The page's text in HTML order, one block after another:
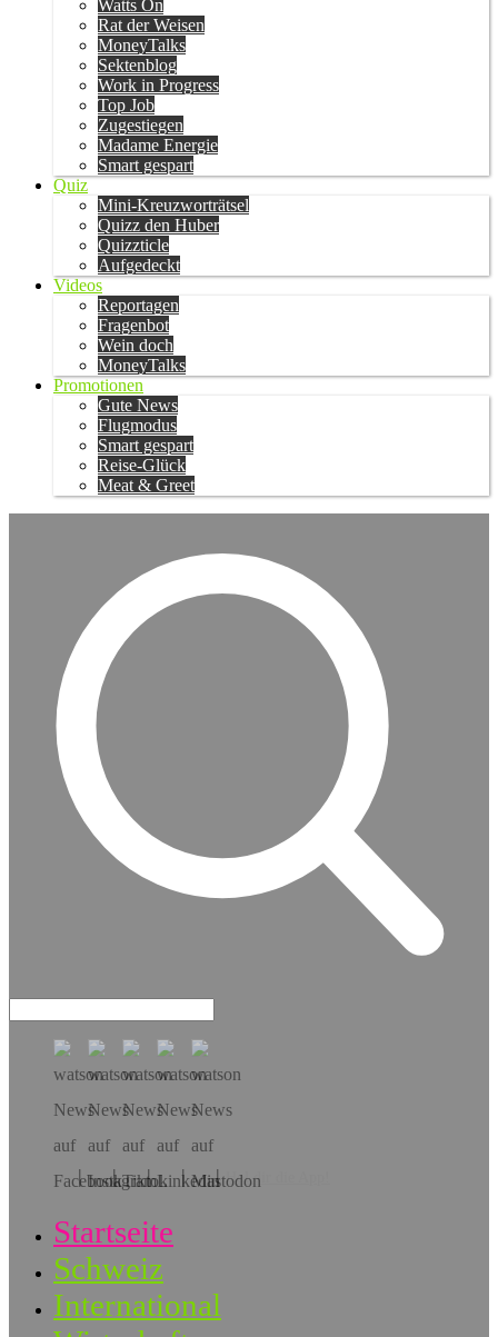
Watts On
Rat der Weisen
MoneyTalks
Sektenblog
Work in Progress
Top Job
Zugestiegen
Madame Energie
Smart gespart
Quiz
Mini-Kreuzworträtsel
Quizz den Huber
Quizzticle
Aufgedeckt
Videos
Reportagen
Fragenbot
Wein doch
MoneyTalks
Promotionen
Gute News
Flugmodus
Smart gespart
Reise-Glück
Meat & Greet
Hol dir die App!
Startseite
Schweiz
International